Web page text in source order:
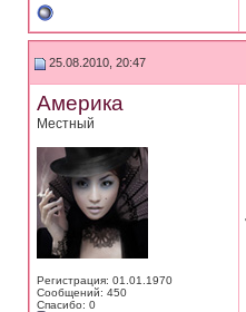
25.08.2010, 20:47
Америка
Местный
Регистрация: 01.01.1970
Сообщений: 450
Спасибо: 0